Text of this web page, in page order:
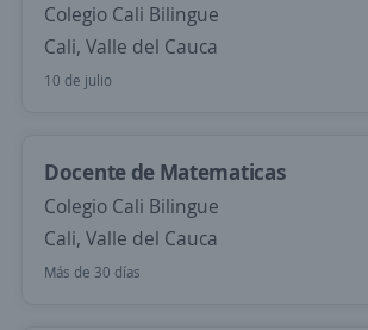
Colegio Cali Bilingue
Cali, Valle del Cauca
10 de julio
Docente de Matematicas
Colegio Cali Bilingue
Cali, Valle del Cauca
Más de 30 días